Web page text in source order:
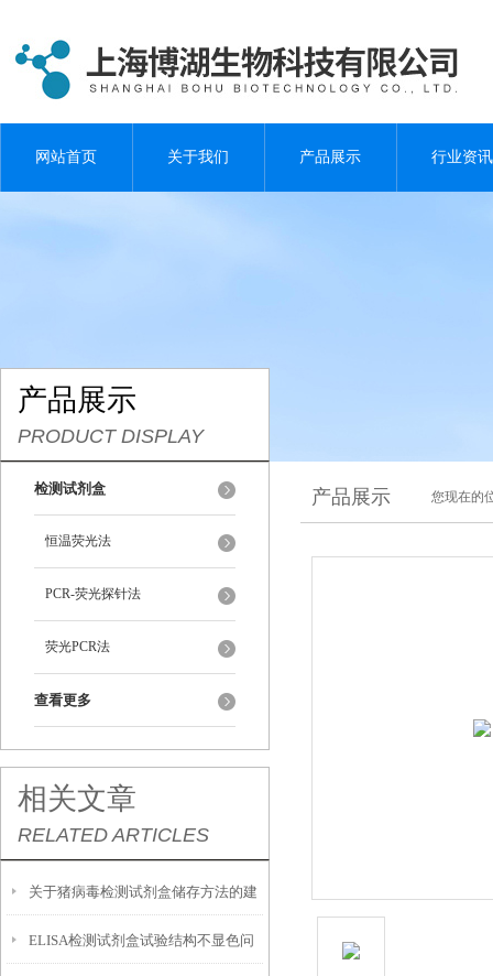
网站首页 关于我们 产品展示 行业资讯
产品展示
PRODUCT DISPLAY
检测试剂盒
恒温荧光法
PCR-荧光探针法
荧光PCR法
查看更多
相关文章
RELATED ARTICLES
关于猪病毒检测试剂盒储存方法的建
议如下
ELISA检测试剂盒试验结构不显色问
产品展示 您现在的